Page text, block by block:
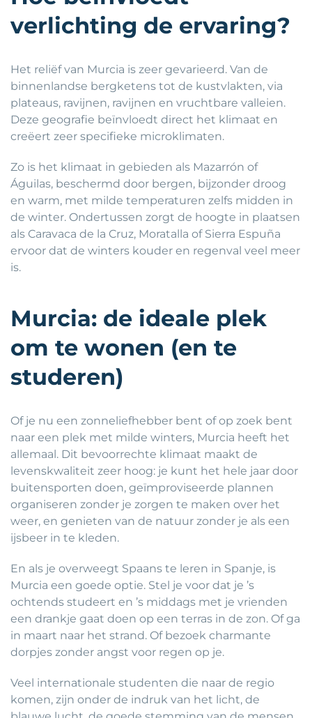
verlichting de ervaring?
Het reliëf van Murcia is zeer gevarieerd. Van de
binnenlandse bergketens tot de kustvlakten, via
plateaus, ravijnen, ravijnen en vruchtbare valleien.
Deze geografie beïnvloedt direct het klimaat en
creëert zeer specifieke microklimaten.
Zo is het klimaat in gebieden als Mazarrón of
Águilas, beschermd door bergen, bijzonder droog
en warm, met milde temperaturen zelfs midden in
de winter. Ondertussen zorgt de hoogte in plaatsen
als Caravaca de la Cruz, Moratalla of Sierra Espuña
ervoor dat de winters kouder en regenval veel meer
is.
Murcia: de ideale plek
om te wonen (en te
studeren)
Of je nu een zonneliefhebber bent of op zoek bent
naar een plek met milde winters, Murcia heeft het
allemaal. Dit bevoorrechte klimaat maakt de
levenskwaliteit zeer hoog: je kunt het hele jaar door
buitensporten doen, geïmproviseerde plannen
organiseren zonder je zorgen te maken over het
weer, en genieten van de natuur zonder je als een
ijsbeer in te kleden.
En als je overweegt Spaans te leren in Spanje, is
Murcia een goede optie. Stel je voor dat je ’s
ochtends studeert en ’s middags met je vrienden
een drankje gaat doen op een terras in de zon. Of ga
in maart naar het strand. Of bezoek charmante
dorpjes zonder angst voor regen op je.
Veel internationale studenten die naar de regio
komen, zijn onder de indruk van het licht, de